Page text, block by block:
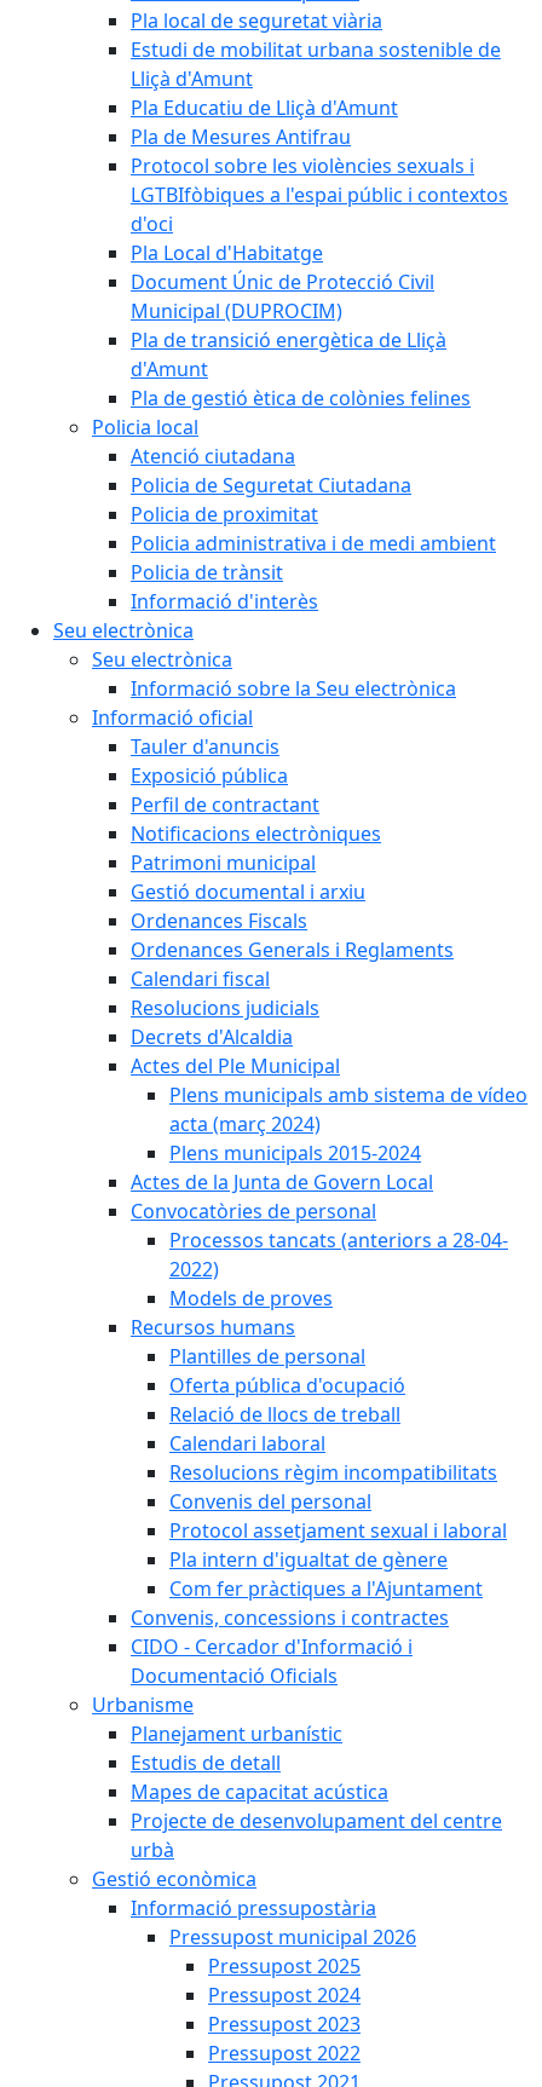
Pla local de seguretat viària
Estudi de mobilitat urbana sostenible de
Lliçà d'Amunt
Pla Educatiu de Lliçà d'Amunt
Pla de Mesures Antifrau
Protocol sobre les violències sexuals i
LGTBIfòbiques a l'espai públic i contextos
d'oci
Pla Local d'Habitatge
Document Únic de Protecció Civil
Municipal (DUPROCIM)
Pla de transició energètica de Lliçà
d'Amunt
Pla de gestió ètica de colònies felines
Policia local
Atenció ciutadana
Policia de Seguretat Ciutadana
Policia de proximitat
Policia administrativa i de medi ambient
Policia de trànsit
Informació d'interès
Seu electrònica
Seu electrònica
Informació sobre la Seu electrònica
Informació oficial
Tauler d'anuncis
Exposició pública
Perfil de contractant
Notificacions electròniques
Patrimoni municipal
Gestió documental i arxiu
Ordenances Fiscals
Ordenances Generals i Reglaments
Calendari fiscal
Resolucions judicials
Decrets d'Alcaldia
Actes del Ple Municipal
Plens municipals amb sistema de vídeo
acta (març 2024)
Plens municipals 2015-2024
Actes de la Junta de Govern Local
Convocatòries de personal
Processos tancats (anteriors a 28-04-
2022)
Models de proves
Recursos humans
Plantilles de personal
Oferta pública d'ocupació
Relació de llocs de treball
Calendari laboral
Resolucions règim incompatibilitats
Convenis del personal
Protocol assetjament sexual i laboral
Pla intern d'igualtat de gènere
Com fer pràctiques a l'Ajuntament
Convenis, concessions i contractes
CIDO - Cercador d'Informació i
Documentació Oficials
Urbanisme
Planejament urbanístic
Estudis de detall
Mapes de capacitat acústica
Projecte de desenvolupament del centre
urbà
Gestió econòmica
Informació pressupostària
Pressupost municipal 2026
Pressupost 2025
Pressupost 2024
Pressupost 2023
Pressupost 2022